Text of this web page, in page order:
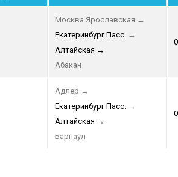
Москва Ярославская →
Екатеринбург Пасс. →
Алтайская →
Абакан
Адлер →
Екатеринбург Пасс. →
Алтайская →
Барнаул